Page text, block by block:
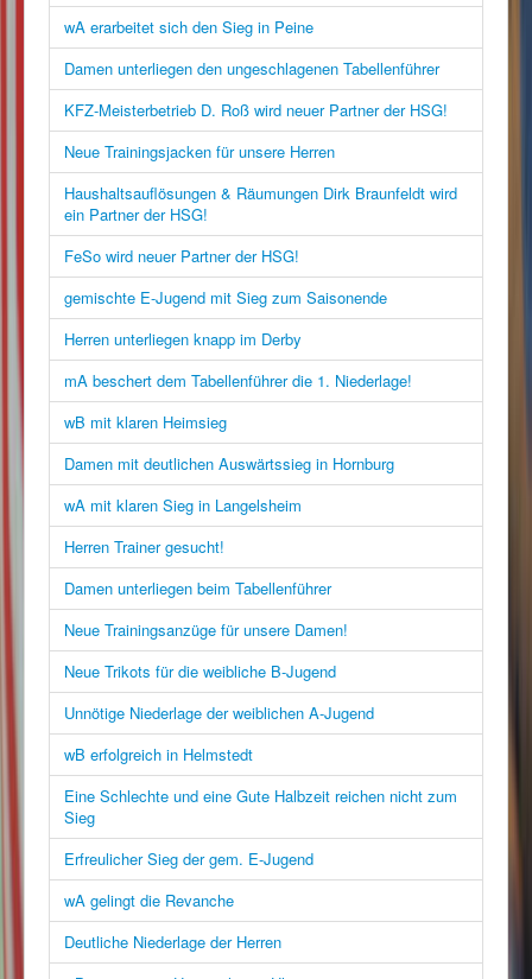
wA erarbeitet sich den Sieg in Peine
Damen unterliegen den ungeschlagenen Tabellenführer
KFZ-Meisterbetrieb D. Roß wird neuer Partner der HSG!
Neue Trainingsjacken für unsere Herren
Haushaltsauflösungen & Räumungen Dirk Braunfeldt wird
ein Partner der HSG!
FeSo wird neuer Partner der HSG!
gemischte E-Jugend mit Sieg zum Saisonende
Herren unterliegen knapp im Derby
mA beschert dem Tabellenführer die 1. Niederlage!
wB mit klaren Heimsieg
Damen mit deutlichen Auswärtssieg in Hornburg
wA mit klaren Sieg in Langelsheim
Herren Trainer gesucht!
Damen unterliegen beim Tabellenführer
Neue Trainingsanzüge für unsere Damen!
Neue Trikots für die weibliche B-Jugend
Unnötige Niederlage der weiblichen A-Jugend
wB erfolgreich in Helmstedt
Eine Schlechte und eine Gute Halbzeit reichen nicht zum
Sieg
Erfreulicher Sieg der gem. E-Jugend
wA gelingt die Revanche
Deutliche Niederlage der Herren